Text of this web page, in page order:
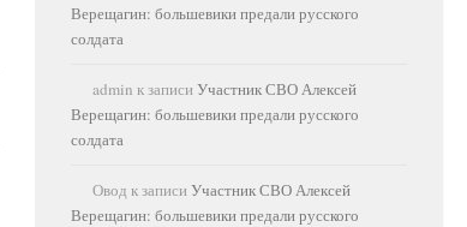
Верещагин: большевики предали русского
солдата
admin к записи Участник СВО Алексей
Верещагин: большевики предали русского
солдата
Овод к записи Участник СВО Алексей
Верещагин: большевики предали русского